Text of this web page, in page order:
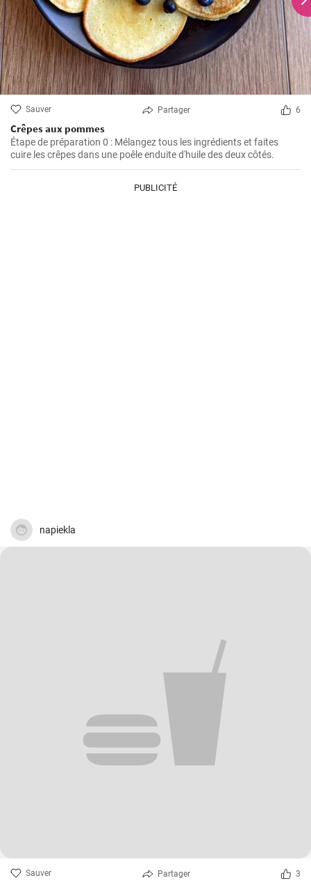
Sauver Partager 6
Crêpes aux pommes
Étape de préparation 0 : Mélangez tous les ingrédients et faites
cuire les crêpes dans une poêle enduite d'huile des deux côtés.
PUBLICITÉ
napiekla
Sauver Partager 3